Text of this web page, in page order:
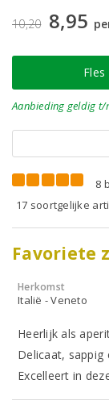
10,20 8,95
Fles
Aanbieding geldig t/
8
17 soortgelijke
Favoriete
Herkomst
Italië - Veneto
Heerlijk als
Delicaat, sappig
Excelleert in